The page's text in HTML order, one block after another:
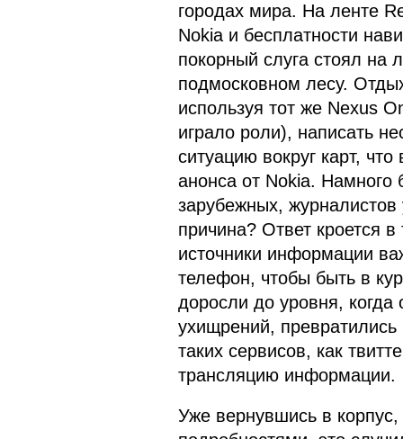
городах мира. На ленте
Nokia и бесплатности
покорный слуга стоял на
подмосковном лесу.
используя тот же Nexus
играло роли), написать
ситуацию вокруг карт,
анонса от Nokia. Намного
зарубежных, журналистов
причина? Ответ кроется
источники информации
телефон, чтобы быть в
доросли до уровня,
ухищрений,
таких сервисов, как
трансляцию информации.
Уже вернувшись в